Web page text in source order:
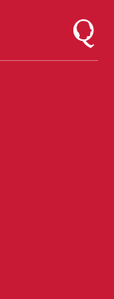
Logo